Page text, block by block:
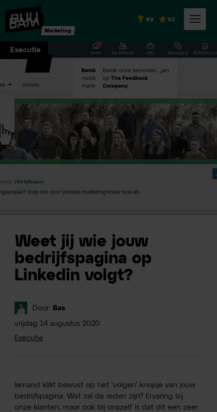
Marketing
#2
Bambuu #2in Emerce100
middelgroot digital
marketingbureaus!
9.2
Bekijk onze beoordelingen
opThe Feedback
Company.
Executie
Weet jij wie jouw
bedrijfspagina op
Linkedin volgt?
Door: Bas
vrijdag 14 augustus 2020
Executie
Iemand klikt bewust op het ‘volgen’ knopje van jouw
bedrijfspagina. Wat zal de reden zijn? Ervaring bij
onze klanten, maar ook bij onszelf is dat dit een zeer